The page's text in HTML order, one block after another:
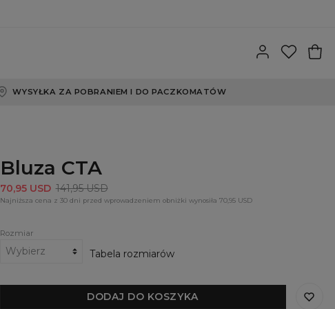
WYSYŁKA ZA POBRANIEM I DO PACZKOMATÓW
Bluza CTA
70,95 USD 141,95 USD
Najniższa cena z 30 dni przed wprowadzeniem obniżki wynosiła 70,95 USD
Rozmiar
Tabela rozmiarów
DODAJ DO KOSZYKA